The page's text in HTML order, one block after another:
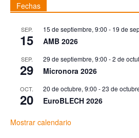
Fechas
SEP.
15
15 de septiembre, 9:00 - 19 de
AMB 2026
SEP.
29
29 de septiembre, 9:00 -2 de
Micronora 2026
OCT.
20
20 de octubre, 9:00 -23 de
EuroBLECH 2026
Mostrar calendario